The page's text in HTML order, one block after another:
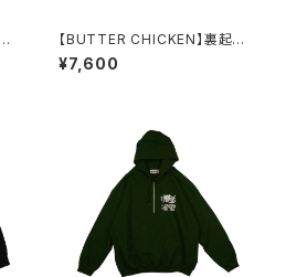
【BUTTER CHICKEN】裏起毛
パーカー（ORANGE）
¥7,600